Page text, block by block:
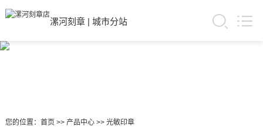
漯河刻章| 城市分站
您的位置： 首页 >> 产品中心>> 光敏印章